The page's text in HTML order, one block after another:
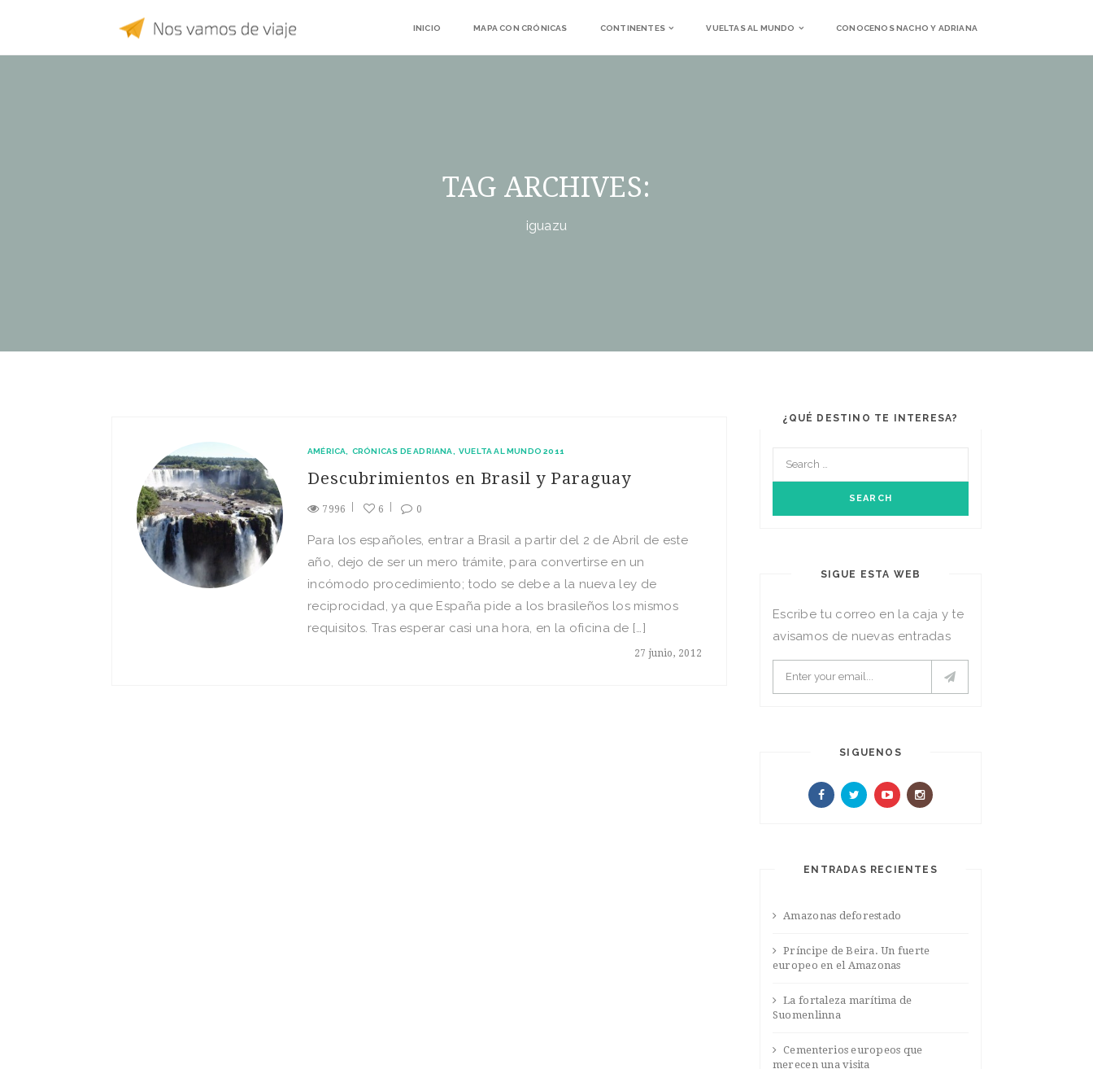
INICIO MAPA CON CRÓNICAS CONTINENTES VUELTAS AL MUNDO CONOCENOS NACHO Y ADRIANA
TAG ARCHIVES:
iguazu
AMÉRICA CRÓNICAS DE ADRIANA VUELTA AL MUNDO 2011
Descubrimientos en Brasil y Paraguay
7996 6 0
27 junio, 2012
Para los españoles, entrar a Brasil a partir del 2 de Abril de este
año, dejo de ser un mero trámite, para convertirse en un
incómodo procedimiento; todo se debe a la nueva ley de
reciprocidad, ya que España pide a los brasileños los mismos
requisitos. Tras esperar casi una hora, en la oficina de […]
¿QUÉ DESTINO TE INTERESA?
SIGUE ESTA WEB
Escribe tu correo en la caja y te
avisamos de nuevas entradas
SIGUENOS
ENTRADAS RECIENTES
Amazonas deforestado
Príncipe de Beira. Un fuerte
europeo en el Amazonas
La fortaleza marítima de
Suomenlinna
Cementerios europeos que
merecen una visita